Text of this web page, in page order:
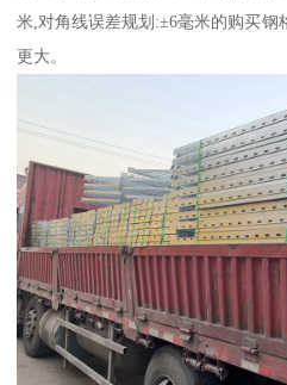
米,对角线误差规划:±6毫米的购买钢
更大。